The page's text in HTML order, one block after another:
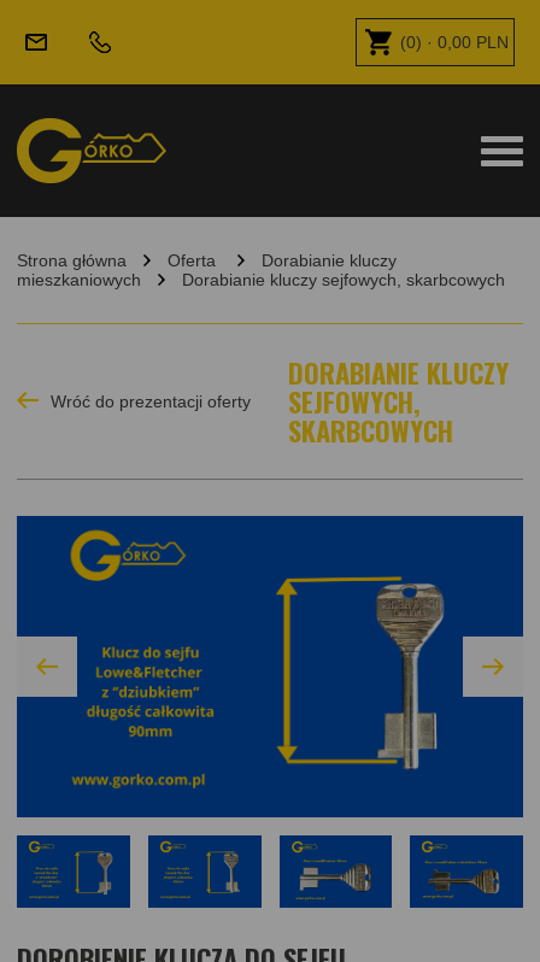
(0) · 0,00 PLN
Strona główna Oferta
Dorabianie kluczy
mieszkaniowych
Dorabianie kluczy sejfowych, skarbcowych
Wróć do prezentacji oferty
DORABIANIE KLUCZY
SEJFOWYCH,
SKARBCOWYCH